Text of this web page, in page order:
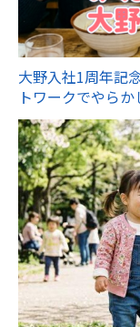
大野入社1周年記
トワークでやら